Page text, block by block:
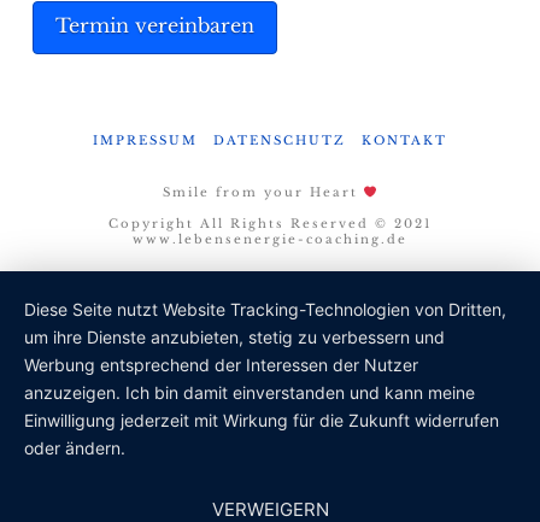
Termin vereinbaren
IMPRESSUM DATENSCHUTZ KONTAKT
Smile from your Heart
Copyright All Rights Reserved © 2021
www.lebensenergie-coaching.de
Diese Seite nutzt Website Tracking-Technologien von Dritten,
um ihre Dienste anzubieten, stetig zu verbessern und
Werbung entsprechend der Interessen der Nutzer
anzuzeigen. Ich bin damit einverstanden und kann meine
Einwilligung jederzeit mit Wirkung für die Zukunft widerrufen
oder ändern.
VERWEIGERN